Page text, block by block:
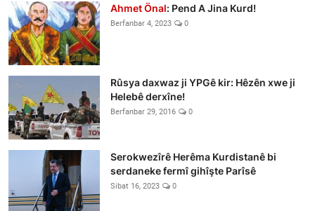
Ahmet Önal: Pend A Jina Kurd!
Berfanbar 4, 2023 0
Rûsya daxwaz ji YPGê kir: Hêzên xwe ji
Helebê derxîne!
Berfanbar 29, 2016 0
Serokwezîrê Herêma Kurdistanê bi
serdaneke fermî gihîşte Parîsê
Sibat 16, 2023 0